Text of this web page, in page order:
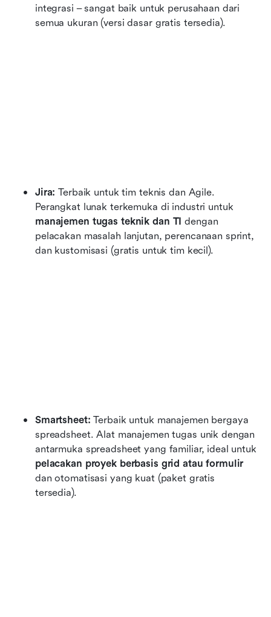
integrasi – sangat baik untuk perusahaan dari
semua ukuran (versi dasar gratis tersedia).
Jira: Terbaik untuk tim teknis dan Agile.
manajemen tugas teknik dan TI dengan
pelacakan masalah lanjutan, perencanaan sprint,
dan kustomisasi (gratis untuk tim kecil).
Smartsheet: Terbaik untuk manajemen bergaya
spreadsheet. Alat manajemen tugas unik dengan
pelacakan proyek berbasis grid atau formulir
dan otomatisasi yang kuat (paket gratis
tersedia).